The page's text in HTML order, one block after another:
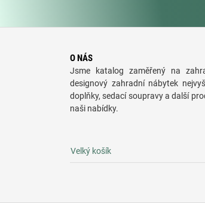
O NÁS
Jsme katalog zaměřený na
designový zahradní nábytek
doplňky, sedací soupravy a další
naši nabídky.
Velký košík